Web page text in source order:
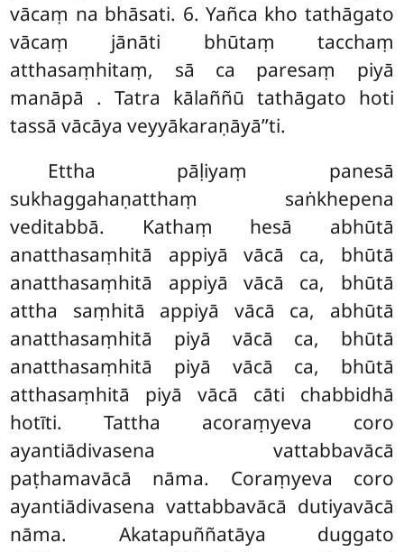
vācaṃ na bhāsati. 6. Yañca kho tathāgato
vācaṃ jānāti bhūtaṃ tacchaṃ
atthasaṃhitaṃ, sā ca paresaṃ piyā
manāpā . Tatra kālaññū tathāgato hoti
tassā vācāya veyyākaraṇāyā’’ti.
Ettha pāḷiyaṃ panesā
sukhaggahaṇatthaṃ saṅkhepena
veditabbā. Kathaṃ hesā abhūtā
anatthasaṃhitā appiyā vācā ca, bhūtā
anatthasaṃhitā appiyā vācā ca, bhūtā
attha saṃhitā appiyā vācā ca, abhūtā
anatthasaṃhitā piyā vācā ca, bhūtā
anatthasaṃhitā piyā vācā ca, bhūtā
atthasaṃhitā piyā vācā cāti chabbidhā
hotīti. Tattha acoraṃyeva coro
ayantiādivasena vattabbavācā
paṭhamavācā nāma. Coraṃyeva coro
ayantiādivasena vattabbavācā dutiyavācā
nāma. Akatapuññatāya duggato